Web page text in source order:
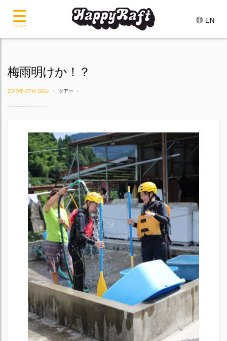
EN
梅雨明けか！？
2019年 07月 06日 ツアー
メニュー